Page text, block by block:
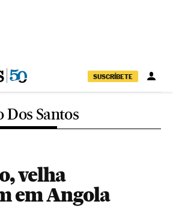
SUSCRÍBETE
Dos Santos
velha
em Angola